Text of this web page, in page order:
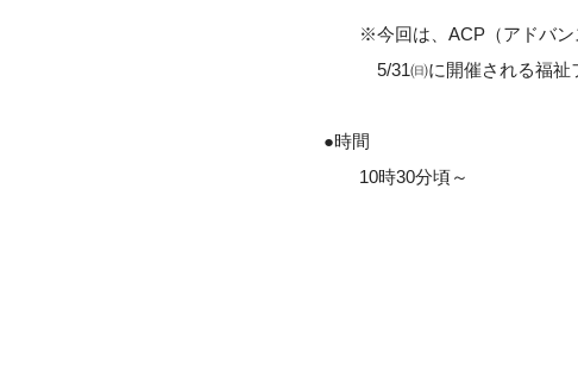
※今回は、ACP（アドバンス
5/31㈰に開催される福祉フ
●時間
10時30分頃～